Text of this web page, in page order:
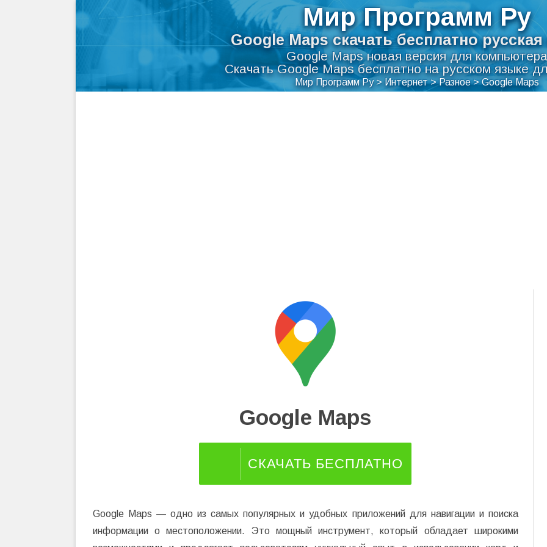
Мир Программ Ру
Google Maps скачать бесплатно
Google Maps новая версия для компьютера
Скачать Google Maps бесплатно на русском языке
Мир Программ Ру> Интернет>Разное>Google Maps
Google Maps
СКАЧАТЬ БЕСПЛАТНО
Google Maps — одно из самых популярных и удобных приложений для навигации и поиска
информации о местоположении. Это мощный инструмент, который обладает широкими